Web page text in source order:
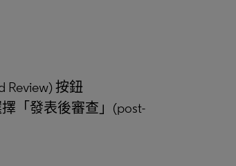
按鈕
「發表後審查」(post-